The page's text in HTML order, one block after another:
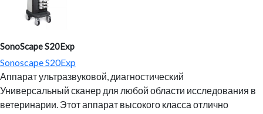
SonoScape S20Exp
Sonoscape S20Exp
Аппарат ультразвуковой, диагностический
Универсальный сканер для любой области исследования в
ветеринарии. Этот аппарат высокого класса отлично